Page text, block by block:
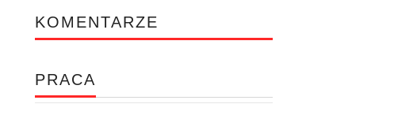
KOMENTARZE
PRACA